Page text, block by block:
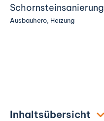
Schornsteinsanierung
Ausbauhero, Heizung
Inhaltsübersicht